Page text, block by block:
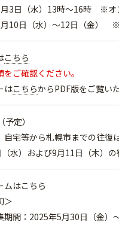
3日（水）13時～16時 ※オ
10日（水）～12日（金）
こちら
ご確認ください。
はこちらからPDF版をご覧い
定）
宅等から札幌市までの往復
水）および9月11日（木）の
ムはこちら
＞
期間：2025年5月30日（金）